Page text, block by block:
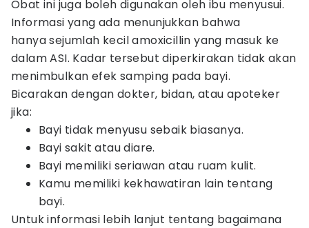
Obat ini juga boleh digunakan oleh ibu menyusui.
Informasi yang ada menunjukkan bahwa
hanya sejumlah kecil amoxicillin yang masuk ke
dalam ASI. Kadar tersebut diperkirakan tidak akan
menimbulkan efek samping pada bayi.
Bicarakan dengan dokter, bidan, atau apoteker
jika:
Bayi tidak menyusu sebaik biasanya.
Bayi sakit atau diare.
Bayi memiliki seriawan atau ruam kulit.
Kamu memiliki kekhawatiran lain tentang
bayi.
Untuk informasi lebih lanjut tentang bagaimana